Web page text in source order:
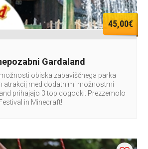
45,00€
Gardaland
obiska zabaviščnega parka
atrakcij med dodatnimi možnostmi
prihajajo 3 top dogodki: Prezzemolo
in Minecraft!